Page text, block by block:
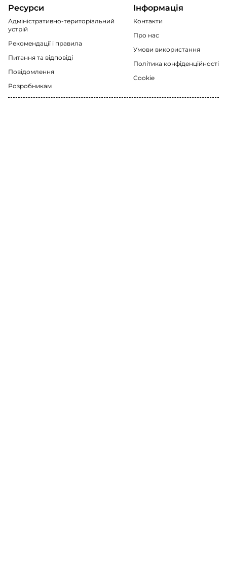
Ресурси
Адміністративно-територіальний
устрій
Рекомендації i правила
Питання та відповіді
Повідомлення
Розробникам
Інформація
Контакти
Про нас
Умови використання
Політика конфіденційності
Cookie